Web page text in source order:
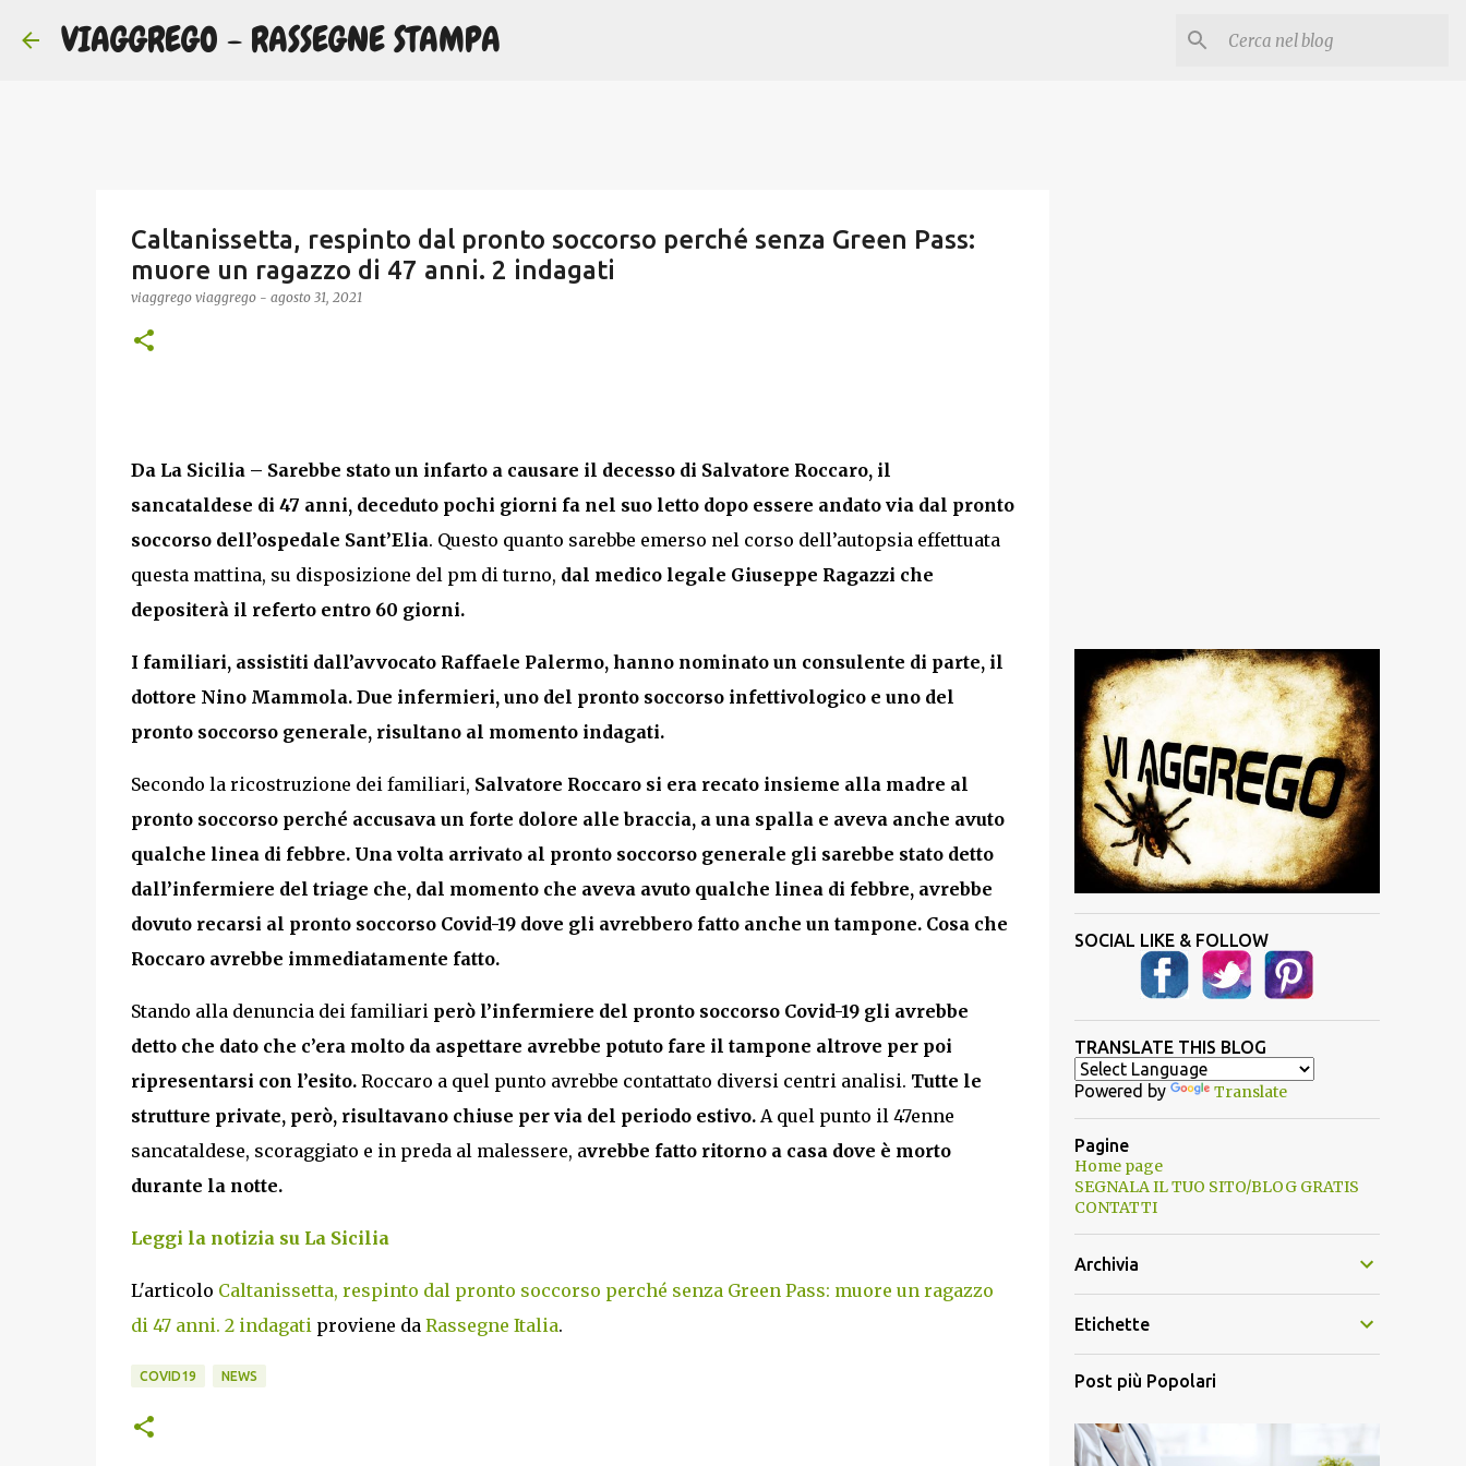
VIAGGREGO - RASSEGNE STAMPA
Caltanissetta, respinto dal pronto soccorso perché senza Green Pass:
muore un ragazzo di 47 anni. 2 indagati
viaggrego viaggrego - agosto 31, 2021
Da La Sicilia – Sarebbe stato un infarto a causare il decesso di Salvatore Roccaro, il
sancataldese di 47 anni, deceduto pochi giorni fa nel suo letto dopo essere andato via dal pronto
soccorso dell’ospedale Sant’Elia. Questo quanto sarebbe emerso nel corso dell’autopsia effettuata
questa mattina, su disposizione del pm di turno, dal medico legale Giuseppe Ragazzi che
depositerà il referto entro 60 giorni.
I familiari, assistiti dall’avvocato Raffaele Palermo, hanno nominato un consulente di parte, il
dottore Nino Mammola. Due infermieri, uno del pronto soccorso infettivologico e uno del
pronto soccorso generale, risultano al momento indagati.
Secondo la ricostruzione dei familiari, Salvatore Roccaro si era recato insieme alla madre al
pronto soccorso perché accusava un forte dolore alle braccia, a una spalla e aveva anche avuto
qualche linea di febbre. Una volta arrivato al pronto soccorso generale gli sarebbe stato detto
dall’infermiere del triage che, dal momento che aveva avuto qualche linea di febbre, avrebbe
dovuto recarsi al pronto soccorso Covid-19 dove gli avrebbero fatto anche un tampone. Cosa che
Roccaro avrebbe immediatamente fatto.
Stando alla denuncia dei familiariperò l’infermiere del pronto soccorso Covid-19 gli avrebbe
detto che dato che c’era molto da aspettare avrebbe potuto fare il tampone altrove per poi
ripresentarsi con l’esito.Roccaro a quel punto avrebbe contattato diversi centri analisi. Tutte le
strutture private, però, risultavano chiuse per via del periodo estivo. A quel punto il 47enne
sancataldese, scoraggiato e in preda al malessere, avrebbe fatto ritorno a casa dove è morto
durante la notte.
Leggi la notizia su La Sicilia
L'articolo Caltanissetta, respinto dal pronto soccorso perché senza Green Pass: muore un ragazzo
di 47 anni. 2 indagatiproviene da Rassegne Italia.
COVID19 NEWS
SOCIAL LIKE & FOLLOW
TRANSLATE THIS BLOG
Powered by Translate
Pagine
Home page
SEGNALA IL TUO SITO/BLOG GRATIS
CONTATTI
Archivia
Etichette
Post più Popolari